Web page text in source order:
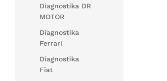
Diagnostika DR
MOTOR
Diagnostika
Ferrari
Diagnostika
Fiat